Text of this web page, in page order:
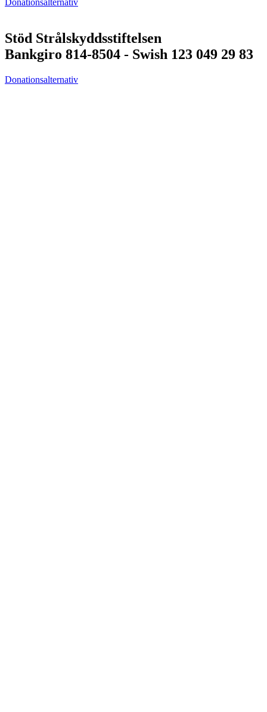
Donationsalternativ
Stöd Strålskyddsstiftelsen
Bankgiro 814-8504 - Swish 123 049 29 83
Donationsalternativ